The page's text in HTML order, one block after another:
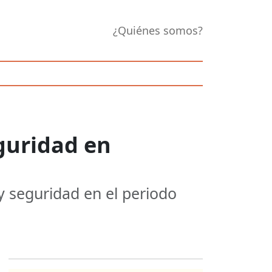
¿Quiénes somos?
en
seguridad en el periodo